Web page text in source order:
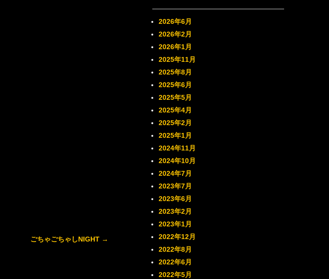
ごちゃごちゃしNIGHT →
2026年6月
2026年2月
2026年1月
2025年11月
2025年8月
2025年6月
2025年5月
2025年4月
2025年2月
2025年1月
2024年11月
2024年10月
2024年7月
2023年7月
2023年6月
2023年2月
2023年1月
2022年12月
2022年8月
2022年6月
2022年5月